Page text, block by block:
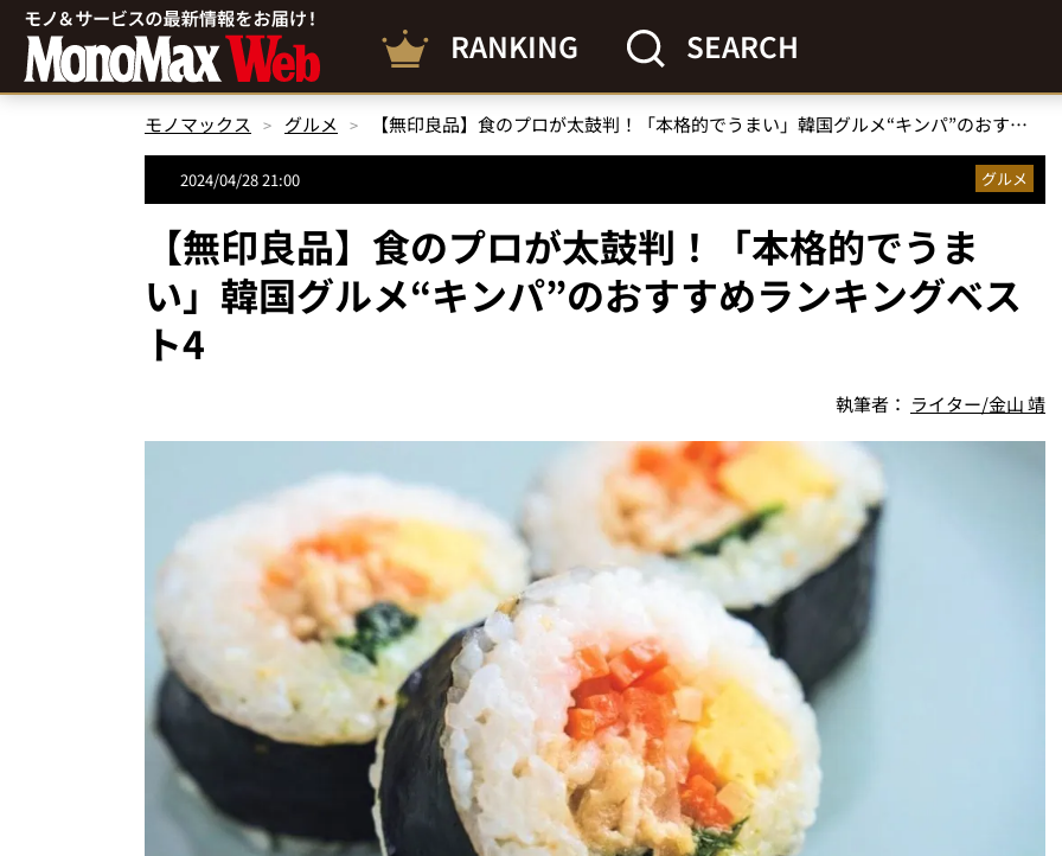
RANKING SEARCH
モノマックス グルメ 【無印良品】食のプロが太鼓判！「本格的でうまい」韓国グルメ“キンパ”のおすすめランキングベスト4
2024/04/28 21:00 グルメ
【無印良品】食のプロが太鼓判！「本格的でうま
い」韓国グルメ“キンパ”のおすすめランキングベス
ト4
執筆者： ライター/金山 靖